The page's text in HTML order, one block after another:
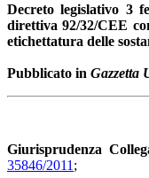
Decreto legislativo 3
direttiva 92/32/CEE
etichettatura delle
Pubblicato in Gazzetta
Giurisprudenza
35846/2011 ;